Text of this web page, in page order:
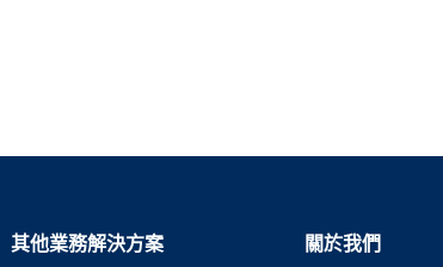
其他業務解決方案​ 關於我們